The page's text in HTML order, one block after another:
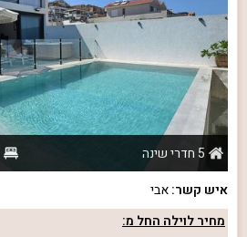
5 חדרי שינה
איש קשר:אבי
מחיר לוילה החל מ: